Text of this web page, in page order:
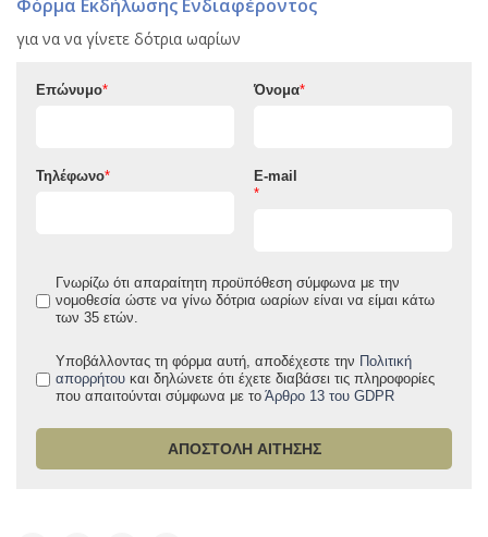
Φόρμα Εκδήλωσης Ενδιαφέροντος
για να να γίνετε δότρια ωαρίων
Επώνυμο*
Όνομα*
Τηλέφωνο*
E-mail
*
Γνωρίζω ότι απαραίτητη προϋπόθεση σύμφωνα με την
νομοθεσία ώστε να γίνω δότρια ωαρίων είναι να είμαι κάτω
των 35 ετών.
Υποβάλλοντας τη φόρμα αυτή, αποδέχεστε την Πολιτική
απορρήτου και δηλώνετε ότι έχετε διαβάσει τις πληροφορίες
που απαιτούνται σύμφωνα με το Άρθρο 13 του GDPR
ΑΠΟΣΤΟΛΗ ΑΙΤΗΣΗΣ